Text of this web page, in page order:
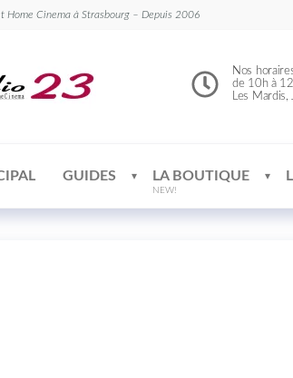
Home Cinema à Strasbourg – Depuis 2006
Nos
de 10h à
Les Mardis,
GUIDES LA BOUTIQUE
NEW!